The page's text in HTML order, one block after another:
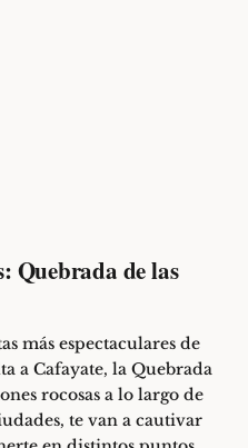
Quebrada de las
más espectaculares de
a Cafayate, la Quebrada
rocosas a lo largo de
te van a cautivar